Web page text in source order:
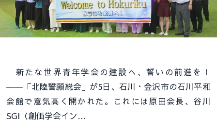
新たな世界青年学会の建設へ、誓いの前進を！
――「北陸誓願総会」が5日、石川・金沢市の石川平和
会館で意気高く開かれた。これには原田会長、谷川
SGI（創価学会イン…